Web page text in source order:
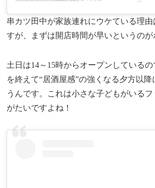
串カツ田中が家族連れにウケている理由
すが、まずは開店時間が早いというのが
土日は14～15時からオープンしている
を終えて“居酒屋感”の強くなる夕方以降
うんです。これは小さな子どもがいるフ
がたいですよね！